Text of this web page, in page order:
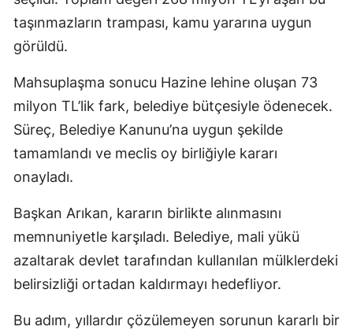
taşınmazların trampası, kamu yararına uygun
görüldü.
Mahsuplaşma sonucu Hazine lehine oluşan 73
milyon TL’lik fark, belediye bütçesiyle ödenecek.
Süreç, Belediye Kanunu’na uygun şekilde
tamamlandı ve meclis oy birliğiyle kararı
onayladı.
Başkan Arıkan, kararın birlikte alınmasını
memnuniyetle karşıladı. Belediye, mali yükü
azaltarak devlet tarafından kullanılan mülklerdeki
belirsizliği ortadan kaldırmayı hedefliyor.
Bu adım, yıllardır çözülemeyen sorunun kararlı bir